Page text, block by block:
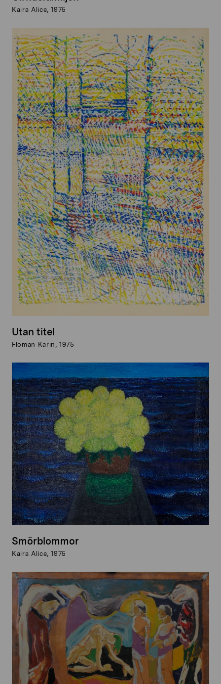
Kaira Alice, 1975
Utan titel
Floman Karin, 1975
Smörblommor
Kaira Alice, 1975